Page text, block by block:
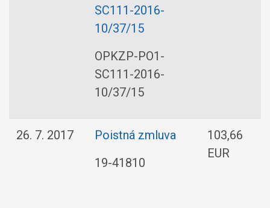
SC111-2016-
10/37/15
OPKZP-PO1-
SC111-2016-
10/37/15
26. 7. 2017
Poistná zmluva
19-41810
103,66
EUR